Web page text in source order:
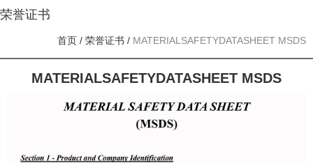
荣誉证书
首页 / 荣誉证书 / MATERIALSAFETYDATASHEET MSDS
MATERIALSAFETYDATASHEET MSDS